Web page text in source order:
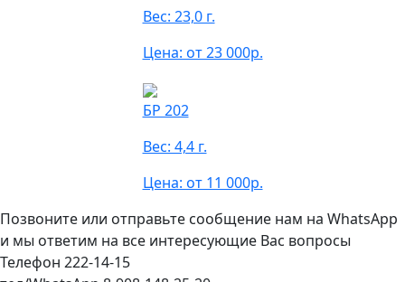
Вес: 23,0 г.
Цена: от 23 000р.
БР 202
Вес: 4,4 г.
Цена: от 11 000р.
Позвоните или отправьте сообщение нам на WhatsApp
и мы ответим на все интересующие Вас вопросы
Телефон 222-14-15